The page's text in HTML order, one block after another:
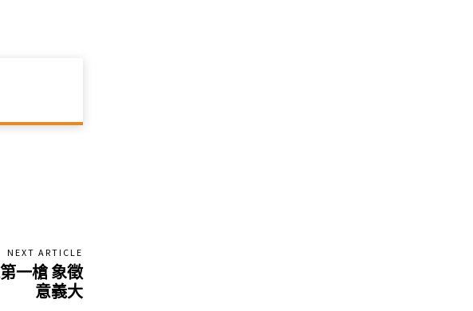
NEXT ARTICLE
一槍 象徵
意義大